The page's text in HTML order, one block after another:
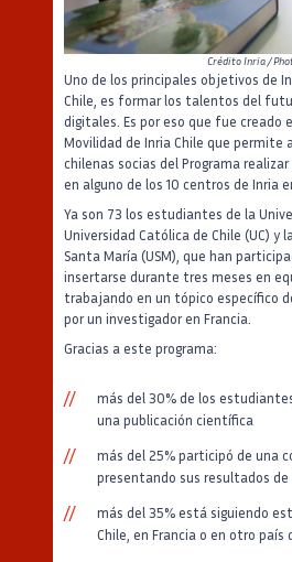
CréditoInria /
Uno de los principales objetivos de
Chile, es formar los talentos del
digitales. Es por eso que fue creado
Movilidad de Inria Chile que permite
chilenas socias del Programa
en alguno de los 10 centros de Inria
Ya son 73 los estudiantes de la
Universidad Católica de Chile (UC) y
Santa María (USM), que han
insertarse durante tres meses en
trabajando en un tópico específico
por un investigador en Francia.
Gracias a este programa:
más del 30% de los
una publicación científica
más del 25% participó de una
presentando sus resultados
más del 35% está siguiendo
Chile, en Francia o en otro país